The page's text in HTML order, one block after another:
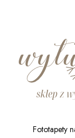
Fototapety